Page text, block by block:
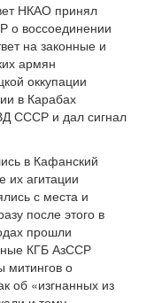
НКАО принял
воссоединении
на законные и
армян
оккупации
в Карабах
СССР и дал сигнал
в Кафанский
их агитации
с места и
после этого в
прошли
КГБ АзССР
митингов о
об «изгнанных из